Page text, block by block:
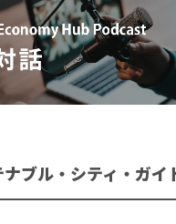
ブル・シティ・ガイ